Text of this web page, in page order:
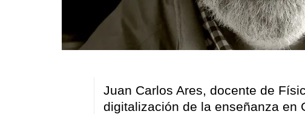
Juan Carlos Ares, docente de
digitalización de la enseñanza en